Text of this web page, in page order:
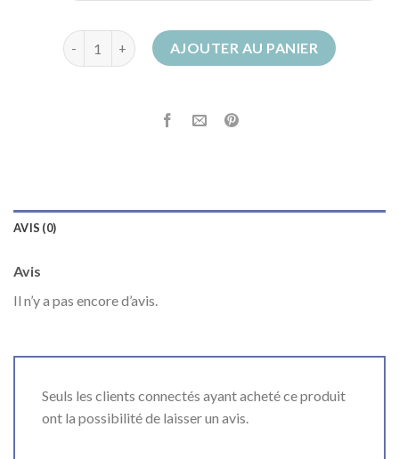
quantité de botte pour mollet large
AJOUTER AU PANIER
AVIS (0)
Avis
Il n’y a pas encore d’avis.
Seuls les clients connectés ayant acheté ce produit
ont la possibilité de laisser un avis.